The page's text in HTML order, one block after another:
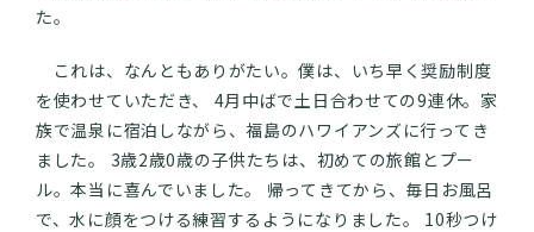
た。
これは、なんともありがたい。僕は、いち早く奨励制度
を使わせていただき、 4月中ばで土日合わせての9連休。家
族で温泉に宿泊しながら、福島のハワイアンズに行ってき
ました。 3歳2歳0歳の子供たちは、初めての旅館とプー
ル。本当に喜んでいました。 帰ってきてから、毎日お風呂
で、水に顔をつける練習するようになりました。 10秒つけ